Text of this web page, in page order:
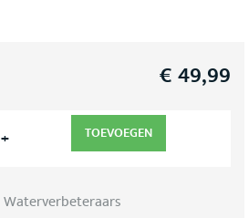
€49,99
+ TOEVOEGEN
Waterverbeteraars